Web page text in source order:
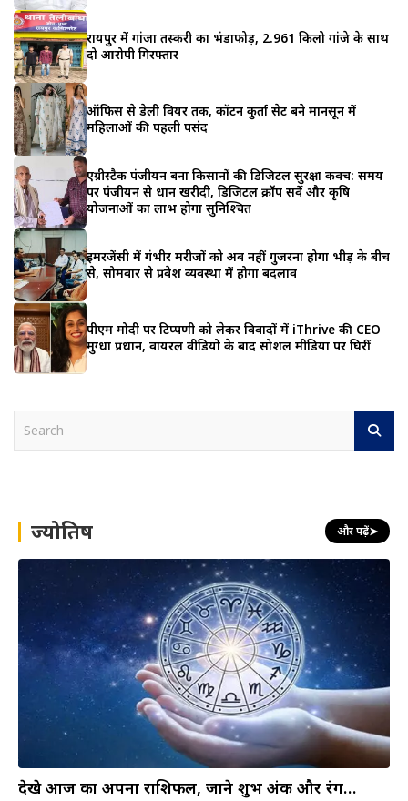
रायपुर में गांजा तस्करी का भंडाफोड़, 2.961 किलो गांजे के साथ
दो आरोपी गिरफ्तार
ऑफिस से डेली वियर तक, कॉटन कुर्ता सेट बने मानसून में
महिलाओं की पहली पसंद
एग्रीस्टैक पंजीयन बना किसानों की डिजिटल सुरक्षा कवच: समय
पर पंजीयन से धान खरीदी, डिजिटल क्रॉप सर्वे और कृषि
योजनाओं का लाभ होगा सुनिश्चित
इमरजेंसी में गंभीर मरीजों को अब नहीं गुजरना होगा भीड़ के बीच
से, सोमवार से प्रवेश व्यवस्था में होगा बदलाव
पीएम मोदी पर टिप्पणी को लेकर विवादों में iThrive की CEO
मुग्धा प्रधान, वायरल वीडियो के बाद सोशल मीडिया पर घिरीं
h ज्योतिष और पढ़ें➤
देखे आज का अपना राशिफल, जाने शुभ अंक और रंग…